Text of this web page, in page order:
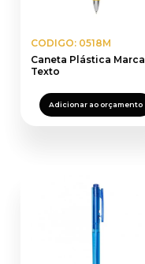
CODIGO: 0518M
Caneta Plástica Marca
Texto
Adicionar ao orçamento